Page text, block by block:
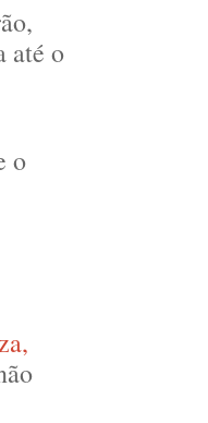
até o
o